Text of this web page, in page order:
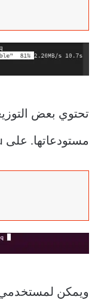
مستودعاتها. على Ubuntu، يمكنك استخدام:
ويمكن لمستخدمي